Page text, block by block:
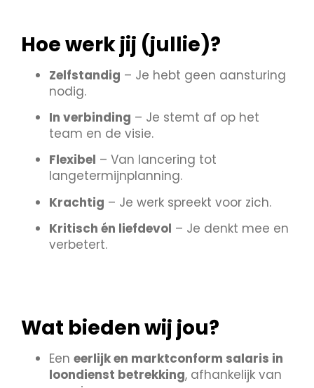
Hoe werk jij (jullie)?
Zelfstandig – Je hebt geen aansturing
nodig.
In verbinding – Je stemt af op het
team en de visie.
Flexibel – Van lancering tot
langetermijnplanning.
Krachtig – Je werk spreekt voor zich.
Kritisch én liefdevol – Je denkt mee en
verbetert.
Wat bieden wij jou?
Een eerlijk en marktconform salaris in
loondienst betrekking, afhankelijk van